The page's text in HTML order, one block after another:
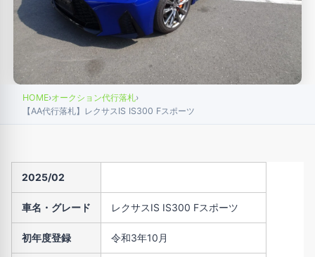
HOME›オークション代行落札›
【AA代行落札】レクサスIS IS300 Fスポーツ
2025/02
車名・グレード レクサスIS IS300 Fスポーツ
初年度登録 令和3年10月